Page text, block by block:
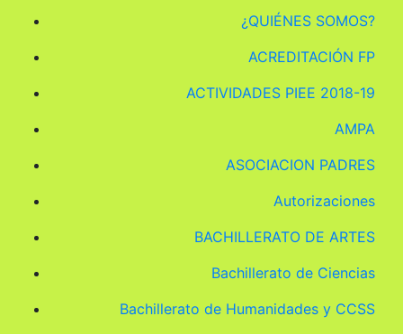
¿QUIÉNES SOMOS?
ACREDITACIÓN FP
ACTIVIDADES PIEE 2018-19
AMPA
ASOCIACION PADRES
Autorizaciones
BACHILLERATO DE ARTES
Bachillerato de Ciencias
Bachillerato de Humanidades y CCSS